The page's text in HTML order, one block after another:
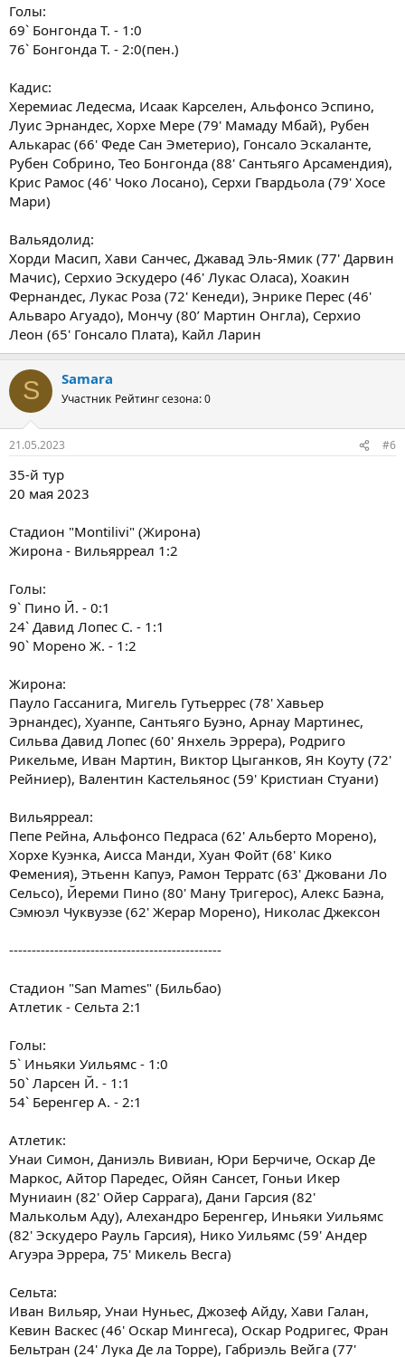
Голы:
69` Бонгонда Т. - 1:0
76` Бонгонда Т. - 2:0(пен.)
Кадис:
Херемиас Ледесма, Исаак Карселeн, Альфонсо Эспино,
Луис Эрнандес, Хорхе Мере (79' Мамаду Мбай), Рубен
Алькарас (66' Феде Сан Эметерио), Гонсало Эскаланте,
Рубен Собрино, Тео Бонгонда (88' Сантьяго Арсамендия),
Крис Рамос (46' Чоко Лосано), Серхи Гвардьола (79' Хосе
Мари)
Вальядолид:
Хорди Масип, Хави Санчес, Джавад Эль-Ямик (77' Дарвин
Мачис), Серхио Эскудеро (46' Лукас Оласа), Хоакин
Фернандес, Лукас Роза (72' Кенеди), Энрике Перес (46'
Альваро Агуадо), Мончу (80’ Мартин Онгла), Серхио
Леон (65' Гонсало Плата), Кайл Ларин
S Samara
Участник Рейтинг сезона: 0
21.05.2023 #6
35-й тур
20 мая 2023
Стадион "Montilivi" (Жирона)
Жирона - Вильярреал 1:2
Голы:
9` Пино Й. - 0:1
24` Давид Лопес С. - 1:1
90` Морено Ж. - 1:2
Жирона:
Пауло Гассанига, Мигель Гутьеррес (78' Хавьер
Эрнандес), Хуанпе, Сантьяго Буэно, Арнау Мартинес,
Сильва Давид Лопес (60' Янхель Эррера), Родриго
Рикельме, Иван Мартин, Виктор Цыганков, Ян Коуту (72'
Рейниер), Валентин Кастельянос (59' Кристиан Стуани)
Вильярреал:
Пепе Рейна, Альфонсо Педраса (62' Альберто Морено),
Хорхе Куэнка, Аисса Манди, Хуан Фойт (68' Кико
Фемения), Этьенн Капуэ, Рамон Терратс (63' Джовани Ло
Сельсо), Йереми Пино (80' Ману Тригерос), Алекс Баэна,
Сэмюэл Чуквуэзе (62' Жерар Морено), Николас Джексон
-----------------------------------------------
Стадион "San Mames" (Бильбао)
Атлетик - Сельта 2:1
Голы:
5` Иньяки Уильямс - 1:0
50` Ларсен Й. - 1:1
54` Беренгер А. - 2:1
Атлетик:
Унаи Симон, Даниэль Вивиан, Юри Берчиче, Оскар Де
Маркос, Айтор Паредес, Ойян Сансет, Гоньи Икер
Муниаин (82' Ойер Саррага), Дани Гарсия (82'
Малькольм Аду), Алехандро Беренгер, Иньяки Уильямс
(82' Эскудеро Рауль Гарсия), Нико Уильямс (59' Андер
Агуэра Эррера, 75' Микель Весга)
Сельта:
Иван Вильяр, Унаи Нуньес, Джозеф Айду, Хави Галан,
Кевин Васкес (46' Оскар Мингеса), Оскар Родригес, Фран
Бельтран (24' Лука Де ла Торре), Габриэль Вейга (77'